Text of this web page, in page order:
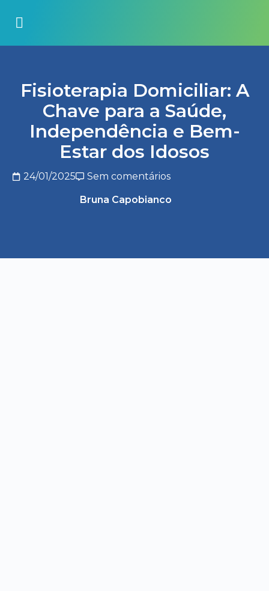
Fisioterapia Domiciliar: A
Chave para a Saúde,
Independência e Bem-
Estar dos Idosos
24/01/2025 Sem comentários
Bruna Capobianco